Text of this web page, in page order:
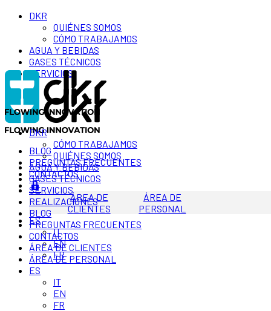
DKR
QUIÉNES SOMOS
CÓMO TRABAJAMOS
AGUA Y BEBIDAS
GASES TÉCNICOS
SERVICIOS
BLOG
PREGUNTAS FRECUENTES
CONTACTOS
ÁREA DE
CLIENTES
ÁREA DE
PERSONAL
ES
IT
EN
FR
DKR
CÓMO TRABAJAMOS
QUIÉNES SOMOS
AGUA Y BEBIDAS
GASES TÉCNICOS
SERVICIOS
REALIZACIONES
BLOG
PREGUNTAS FRECUENTES
CONTACTOS
ÁREA DE CLIENTES
ÁREA DE PERSONAL
ES
IT
EN
FR